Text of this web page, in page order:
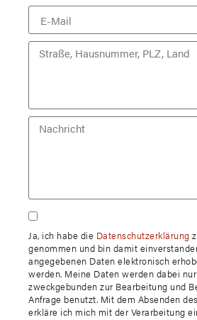
Ja, ich habe die Datenschutzerklärung
genommen und bin damit
angegebenen Daten elektronisch
werden. Meine Daten werden dabei
zweckgebunden zur Bearbeitung und
Anfrage benutzt. Mit dem Absenden
erkläre ich mich mit der Verarbeitung